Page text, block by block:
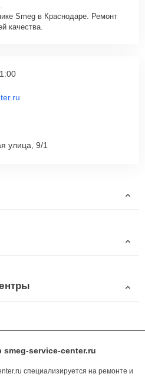
Smeg в Краснодаре. Ремонт
качества.
улица, 9/1
service-center.ru
специализируется на ремонте и